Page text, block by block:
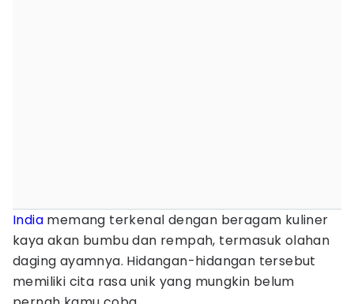
India memang terkenal dengan beragam kuliner
kaya akan bumbu dan rempah, termasuk olahan
daging ayamnya. Hidangan-hidangan tersebut
memiliki cita rasa unik yang mungkin belum